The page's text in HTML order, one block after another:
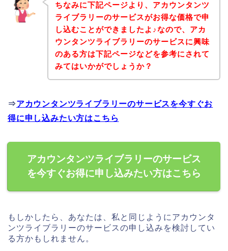
ちなみに下記ページより、アカウンタンツ
ライブラリーのサービスがお得な価格で申
し込むことができましたよ♪なので、アカ
ウンタンツライブラリーのサービスに興味
のある方は下記ページなどを参考にされて
みてはいかがでしょうか？
⇒アカウンタンツライブラリーのサービスを今すぐお
得に申し込みたい方はこちら
アカウンタンツライブラリーのサービス
を今すぐお得に申し込みたい方はこちら
もしかしたら、あなたは、私と同じようにアカウンタ
ンツライブラリーのサービスの申し込みを検討してい
る方かもしれません。